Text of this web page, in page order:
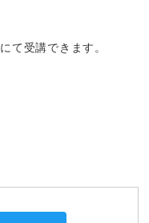
にて受講できます。